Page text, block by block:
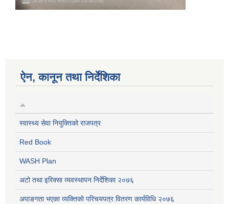
ऐन, कानून तथा निर्देशिका
स्वास्थ्य सेवा नियुक्तिको राजपत्र
Red Book
WASH Plan
अटो तथा इरिक्सा व्यवस्थापन निर्देशिका २०७६
अपाङगता भएका व्यक्तिको परिचयपत्र वितरण कार्यविधि २०७६